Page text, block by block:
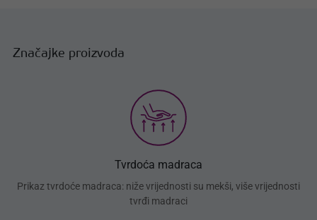
Značajke proizvoda
Tvrdoća madraca
Prikaz tvrdoće madraca: niže vrijednosti su mekši, više vrijednosti
tvrđi madraci